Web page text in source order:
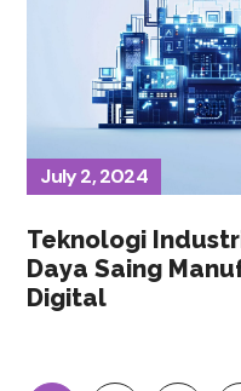
July 2, 2024
Teknologi
Daya Saing
Digital